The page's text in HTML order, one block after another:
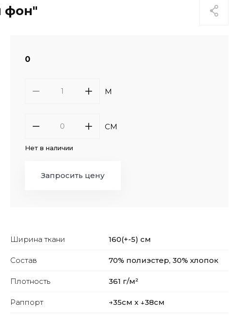
фон"
Ширина ткани 160(+-5) см
Состав 70% полиэстер, 30% хлопок
Плотность 361 г/м²
Раппорт →35см х ↓38см
0
M
СМ
Нет в наличии
Запросить цену